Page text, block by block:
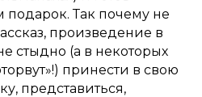
подарок. Так почему не
произведение в
стыдно (а в некоторых
принести в свою
представиться,